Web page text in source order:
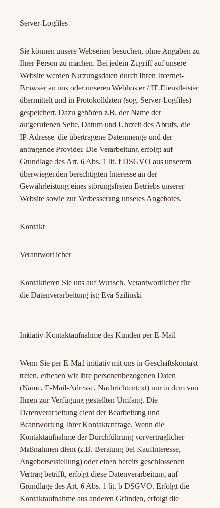
Server-Logfiles
Sie können unsere Webseiten besuchen, ohne Angaben zu
Ihrer Person zu machen. Bei jedem Zugriff auf unsere
Website werden Nutzungsdaten durch Ihren Internet-
Browser an uns oder unseren Webhoster / IT-Dienstleister
übermittelt und in Protokolldaten (sog. Server-Logfiles)
gespeichert. Dazu gehören z.B. der Name der
aufgerufenen Seite, Datum und Uhrzeit des Abrufs, die
IP-Adresse, die übertragene Datenmenge und der
anfragende Provider. Die Verarbeitung erfolgt auf
Grundlage des Art. 6 Abs. 1 lit. f DSGVO aus unserem
überwiegenden berechtigten Interesse an der
Gewährleistung eines störungsfreien Betriebs unserer
Website sowie zur Verbesserung unseres Angebotes.
Kontakt
Verantwortlicher
Kontaktieren Sie uns auf Wunsch. Verantwortlicher für
die Datenverarbeitung ist: Eva Szilinski
Initiativ-Kontaktaufnahme des Kunden per E-Mail
Wenn Sie per E-Mail initiativ mit uns in Geschäftskontakt
treten, erheben wir Ihre personenbezogenen Daten
(Name, E-Mail-Adresse, Nachrichtentext) nur in dem von
Ihnen zur Verfügung gestellten Umfang. Die
Datenverarbeitung dient der Bearbeitung und
Beantwortung Ihrer Kontaktanfrage. Wenn die
Kontaktaufnahme der Durchführung vorvertraglicher
Maßnahmen dient (z.B. Beratung bei Kaufinteresse,
Angebotserstellung) oder einen bereits geschlossenen
Vertrag betrifft, erfolgt diese Datenverarbeitung auf
Grundlage des Art. 6 Abs. 1 lit. b DSGVO. Erfolgt die
Kontaktaufnahme aus anderen Gründen, erfolgt die